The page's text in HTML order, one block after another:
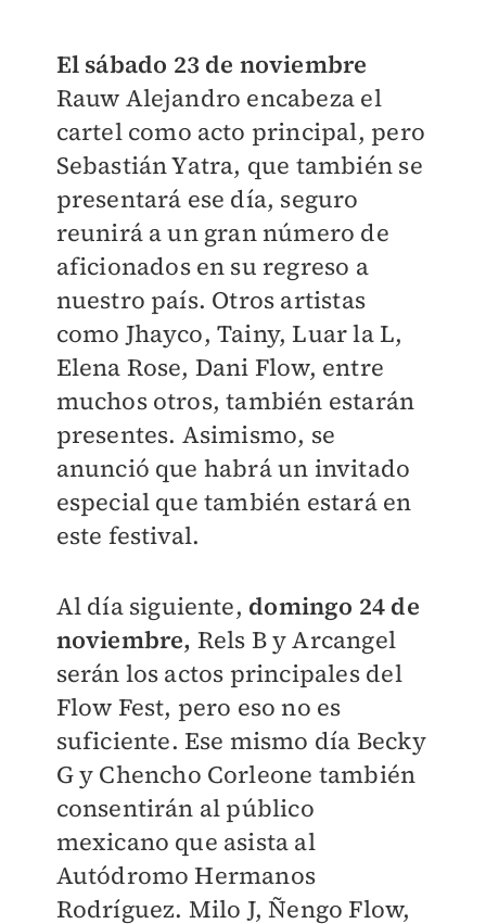
El sábado 23 de noviembre
Rauw Alejandro encabeza el
cartel como acto principal, pero
Sebastián Yatra, que también se
presentará ese día, seguro
reunirá a un gran número de
aficionados en su regreso a
nuestro país. Otros artistas
como Jhayco, Tainy, Luar la L,
Elena Rose, Dani Flow, entre
muchos otros, también estarán
presentes. Asimismo, se
anunció que habrá un invitado
especial que también estará en
este festival.
Al día siguiente, domingo 24 de
noviembre, Rels B y Arcangel
serán los actos principales del
Flow Fest, pero eso no es
suficiente. Ese mismo día Becky
G y Chencho Corleone también
consentirán al público
mexicano que asista al
Autódromo Hermanos
Rodríguez. Milo J, Ñengo Flow,